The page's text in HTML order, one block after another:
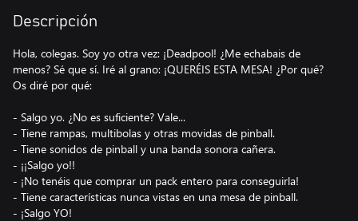
Descripción
Hola, colegas. Soy yo otra vez: ¡Deadpool! ¿Me echabais de
menos? Sé que sí. Iré al grano: ¡QUERÉIS ESTA MESA! ¿Por qué?
Os diré por qué:
- Salgo yo. ¿No es suficiente? Vale...
- Tiene rampas, multibolas y otras movidas de pinball.
- Tiene sonidos de pinball y una banda sonora cañera.
- ¡¡Salgo yo!!
- ¡No tenéis que comprar un pack entero para conseguirla!
- Tiene características nunca vistas en una mesa de pinball.
- ¡Salgo YO!